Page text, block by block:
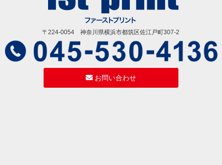
〒224-0054 神奈川県横浜市都筑区佐江戸町307-2
お問い合わせ